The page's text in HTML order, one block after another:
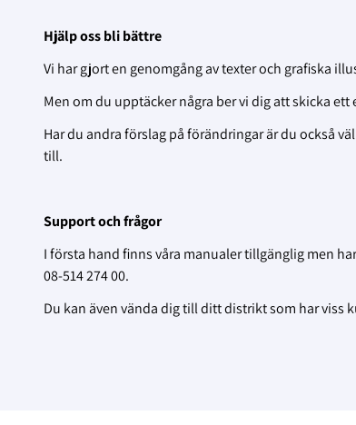
Hjälp oss bli bättre
Vi har gjort en genomgång av texter och grafiska
Men om du upptäcker några ber vi dig att skicka
Har du andra förslag på förändringar är du också
till.
Support och frågor
I första hand finns våra manualer tillgänglig men
08-514 274 00.
Du kan även vända dig till ditt distrikt som har viss